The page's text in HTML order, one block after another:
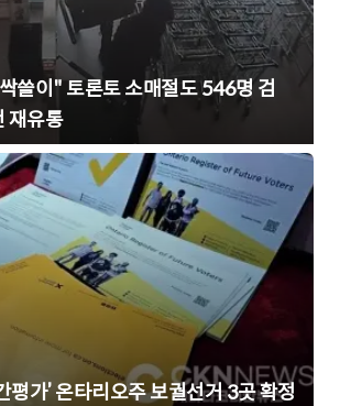
쓸이" 토론토 소매절도 546명 검
재유통
평가’ 온타리오주 보궐선거 3곳 확정